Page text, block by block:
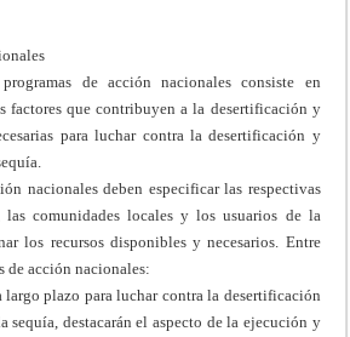
de acción nacionales consiste en
factores que contribuyen a la desertificación y
para luchar contra la desertificación y
nacionales deben especificar las respectivas
comunidades locales y los usuarios de la
los recursos disponibles y necesarios. Entre
de acción nacionales:
largo plazo para luchar contra la desertificación
sequía, destacarán el aspecto de la ejecución y